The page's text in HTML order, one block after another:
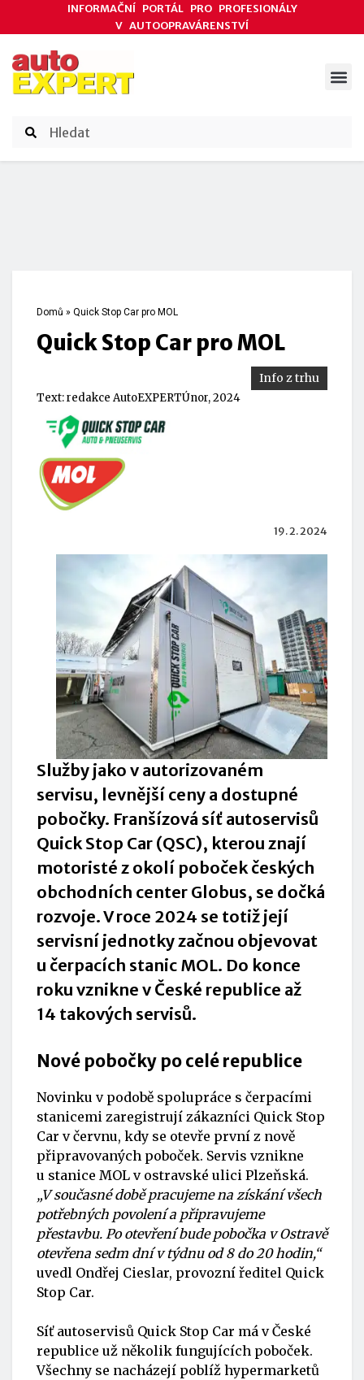
INFORMAČNÍ PORTÁL PRO PROFESIONÁLY
V AUTOOPRAVÁRENSTVÍ
Domů » Quick Stop Car pro MOL
Quick Stop Car pro MOL
Info z trhu
Text:redakce AutoEXPERTÚnor, 2024
19. 2. 2024
Služby jako v autorizovaném
servisu, levnější ceny a dostupné
pobočky. Franšízová síť autoservisů
Quick Stop Car (QSC), kterou znají
motoristé z okolí poboček českých
obchodních center Globus, se dočká
rozvoje. V roce 2024 se totiž její
servisní jednotky začnou objevovat
u čerpacích stanic MOL. Do konce
roku vznikne v České republice až
14 takových servisů.
Nové pobočky po celé republice
Novinku v podobě spolupráce s čerpacími
stanicemi zaregistrují zákazníci Quick Stop
Car v červnu, kdy se otevře první z nově
připravovaných poboček. Servis vznikne
u stanice MOL v ostravské ulici Plzeňská.
„V současné době pracujeme na získání všech
potřebných povolení a připravujeme
přestavbu. Po otevření bude pobočka v Ostravě
otevřena sedm dní v týdnu od 8 do 20 hodin,“
uvedl Ondřej Cieslar, provozní ředitel Quick
Stop Car.
Síť autoservisů Quick Stop Car má v České
republice už několik fungujících poboček.
Všechny se nacházejí poblíž hypermarketů